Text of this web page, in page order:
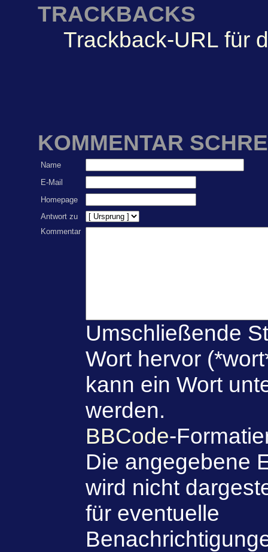
TRACKBACKS
Trackback-URL für
KOMMENTAR
Name
E-Mail
Homepage
Antwort zu
Kommentar
Umschließende
Wort hervor
kann ein Wort
werden.
BBCode-
Die angegebene
wird nicht
für eventuelle